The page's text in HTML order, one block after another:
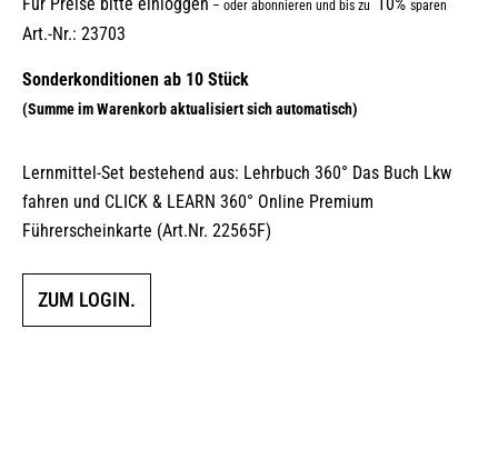
– oder abonnieren und bis zu sparen
Art.-Nr.: 23703
Lernmittel-Set bestehend aus: Lehrbuch 360° Das Buch Lkw
fahren und CLICK & LEARN 360° Online Premium
Führerscheinkarte (Art.Nr. 22565F)
ZUM LOGIN.